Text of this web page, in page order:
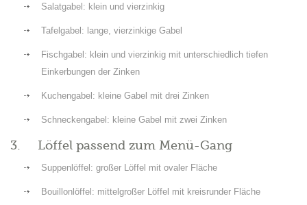
Salatgabel: klein und vierzinkig
Tafelgabel: lange, vierzinkige Gabel
Fischgabel: klein und vierzinkig mit unterschiedlich tiefen
Einkerbungen der Zinken
Kuchengabel: kleine Gabel mit drei Zinken
Schneckengabel: kleine Gabel mit zwei Zinken
3. Löffel passend zum Menü-Gang
Suppenlöffel: großer Löffel mit ovaler Fläche
Bouillonlöffel: mittelgroßer Löffel mit kreisrunder Fläche